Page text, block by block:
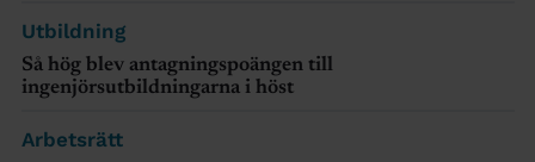
Utbildning
Så hög blev antagningspoängen till
ingenjörsutbildningarna i höst
Arbetsrätt